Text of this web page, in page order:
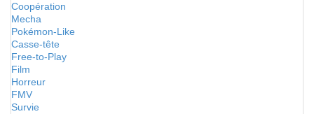
Coopération
Mecha
Pokémon-Like
Casse-tête
Free-to-Play
Film
Horreur
FMV
Survie